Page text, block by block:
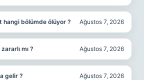
hangi bölümde ölüyor ? Ağustos 7, 2026
mı ? Ağustos 7, 2026
gelir ? Ağustos 7, 2026